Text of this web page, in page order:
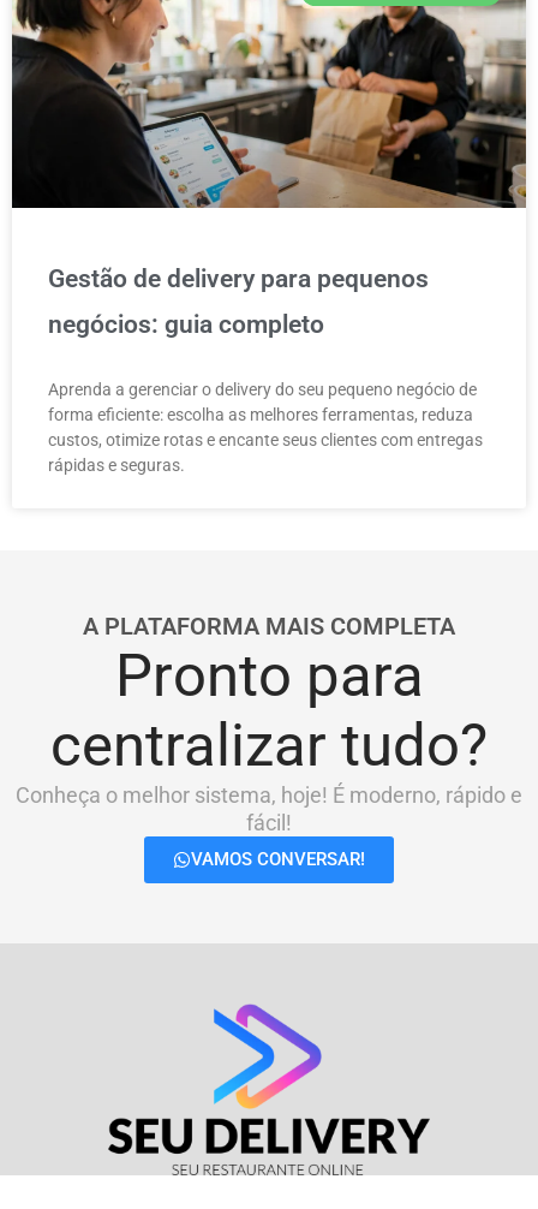
Gestão de delivery para pequenos
negócios: guia completo
Aprenda a gerenciar o delivery do seu pequeno negócio de
forma eficiente: escolha as melhores ferramentas, reduza
custos, otimize rotas e encante seus clientes com entregas
rápidas e seguras.
A PLATAFORMA MAIS COMPLETA
Pronto para
centralizar tudo?
Conheça o melhor sistema, hoje! É moderno, rápido e
fácil!
VAMOS CONVERSAR!